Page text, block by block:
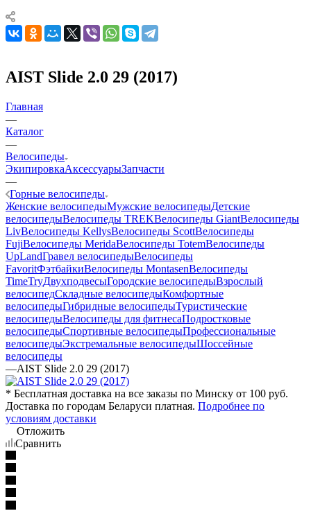
AIST Slide 2.0 29 (2017)
Главная
—
Каталог
—
Велосипеды
ЭкипировкаАксессуарыЗапчасти
—
Горные велосипеды
Женские велосипедыМужские велосипедыДетские
велосипедыВелосипеды TREKВелосипеды GiantВелосипеды
LivВелосипеды KellysВелосипеды ScottВелосипеды
FujiВелосипеды MeridaВелосипеды TotemВелосипеды
UpLandГравел велосипедыВелосипеды
FavoritФэтбайкиВелосипеды MontasenВелосипеды
TimeTryДвухподвесыГородские велосипедыВзрослый
велосипедСкладные велосипедыКомфортные
велосипедыГибридные велосипедыТуристические
велосипедыВелосипеды для фитнесаПодростковые
велосипедыСпортивные велосипедыПрофессиональные
велосипедыЭкстремальные велосипедыШоссейные
велосипеды
—AIST Slide 2.0 29 (2017)
* Бесплатная доставка на все заказы по Минску от 100 руб.
Доставка по городам Беларуси платная. Подробнее по
условиям доставки
Отложить
Сравнить